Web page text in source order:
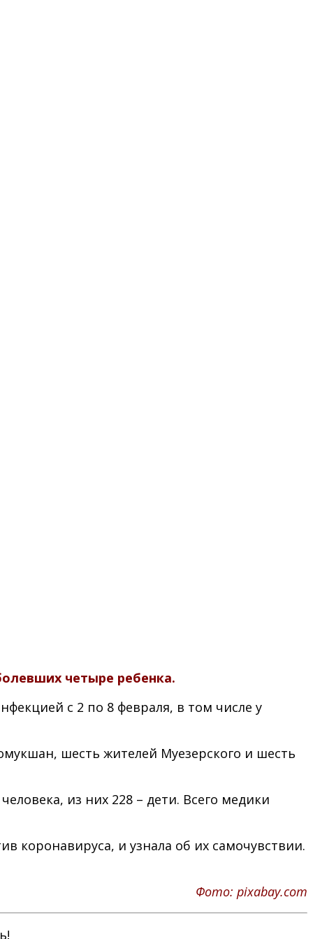
четыре ребенка.
с 2 по 8 февраля, в том числе у
шесть жителей Муезерского и шесть
из них 228 – дети. Всего медики
коронавируса, и узнала об их самочувствии.
Фото: pixabay.com